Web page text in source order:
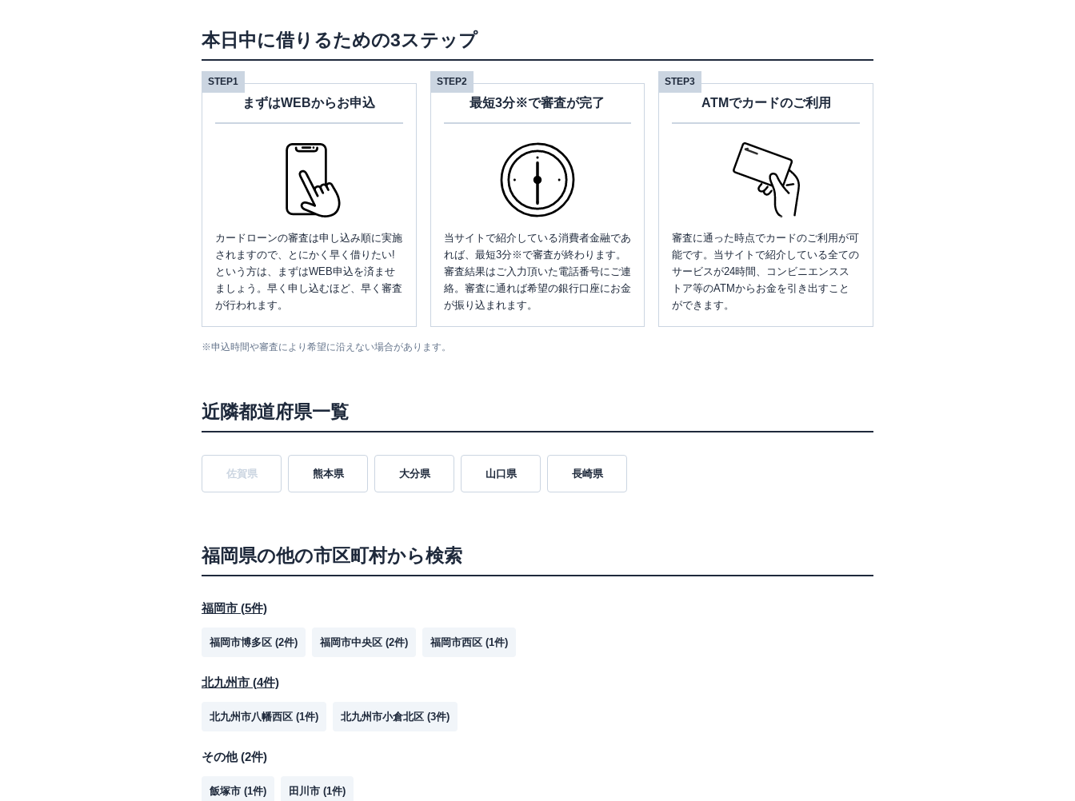
本日中に借りるための3ステップ
STEP1
まずはWEBからお申込
カードローンの審査は申し込み順に実施
されますので、とにかく早く借りたい!
という方は、まずはWEB申込を済ませ
ましょう。早く申し込むほど、早く審査
が行われます。
STEP2
最短3分※で審査が完了
当サイトで紹介している消費者金融であ
れば、最短3分※で審査が終わります。
審査結果はご入力頂いた電話番号にご連
絡。審査に通れば希望の銀行口座にお金
が振り込まれます。
STEP3
ATMでカードのご利用
審査に通った時点でカードのご利用が可
能です。当サイトで紹介している全ての
サービスが24時間、コンビニエンスス
トア等のATMからお金を引き出すこと
ができます。
※申込時間や審査により希望に沿えない場合があります。
近隣都道府県一覧
佐賀県 熊本県 大分県 山口県 長崎県
福岡県の他の市区町村から検索
福岡市 (5件)
福岡市博多区 (2件) 福岡市中央区 (2件) 福岡市西区 (1件)
北九州市 (4件)
北九州市八幡西区 (1件) 北九州市小倉北区 (3件)
その他(2件)
飯塚市 (1件) 田川市 (1件)